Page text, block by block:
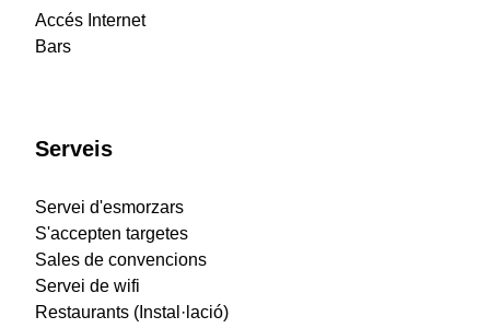
Accés Internet
Bars
Serveis
Servei d'esmorzars
S'accepten targetes
Sales de convencions
Servei de wifi
Restaurants (Instal·lació)